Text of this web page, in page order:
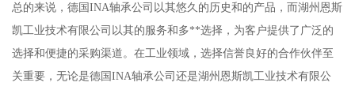
总的来说，德国INA轴承公司以其悠久的历史和的产品，而湖州恩斯
凯工业技术有限公司以其的服务和多**选择，为客户提供了广泛的
选择和便捷的采购渠道。在工业领域，选择信誉良好的合作伙伴至
关重要，无论是德国INA轴承公司还是湖州恩斯凯工业技术有限公